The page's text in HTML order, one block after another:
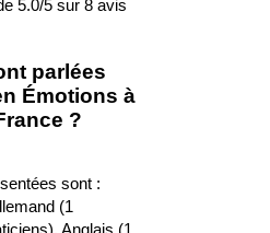
5.0/5 sur 8 avis
parlées
Émotions à
?
sont :
(1